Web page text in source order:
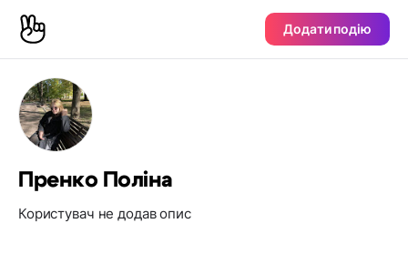
Додати подію
Пренко Поліна
Користувач не додав опис